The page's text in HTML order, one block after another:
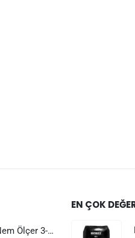
Dijital Sıcaklık Nem Ölçer 3-1 Sensör Kablolu
EN ÇOK